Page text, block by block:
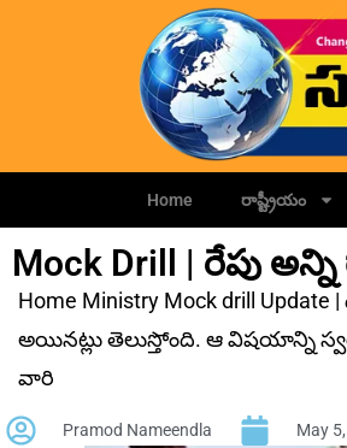
Home రాష్ట్రీయం
Mock Drill | రేపు
Home Ministry Mock drill
అయినట్లు తెలుస్తోంది. ఆ విషయాన్ని
వారి
Pramod Nameendla May